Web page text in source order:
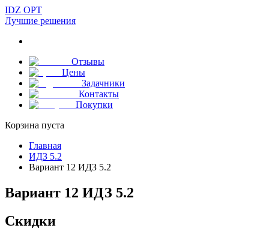
IDZ OPT
Лучшие решения
Отзывы
Цены
Задачники
Контакты
Покупки
Корзина пуста
Главная
ИДЗ 5.2
Вариант 12 ИДЗ 5.2
Вариант 12 ИДЗ 5.2
Скидки